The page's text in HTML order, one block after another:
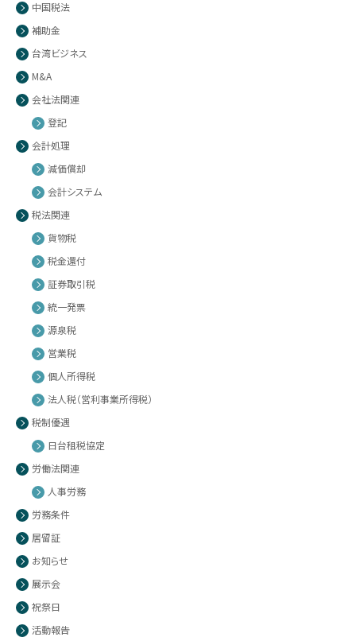
中国税法
補助金
台湾ビジネス
M&A
会社法関連
登記
会計処理
減価償却
会計システム
税法関連
貨物税
税金還付
証券取引税
統一発票
源泉税
営業税
個人所得税
法人税（営利事業所得税）
税制優遇
日台租税協定
労働法関連
人事労務
労務条件
居留証
お知らせ
展示会
祝祭日
活動報告